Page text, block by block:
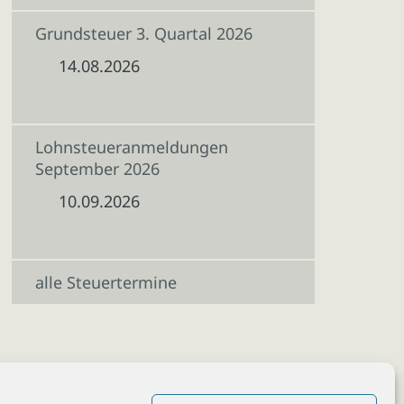
Grundsteuer 3. Quartal 2026
14.08.2026
Lohnsteueranmeldungen
September 2026
10.09.2026
alle Steuertermine